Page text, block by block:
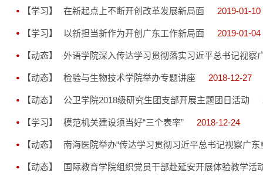
【学习】 在新起点上不断开创改革发展新局面 2019-01-10
【学习】 以新担当新作为开创广东工作新局面 2019-01-04
【动态】 外语学院深入传达学习贯彻落实习近平总书记视察
【动态】 检验与生物技术学院举办专题讲座 2018-12-27
【动态】 公卫学院2018级研究生团支部开展主题团日活动
【学习】 模范机关建设须当好“三个表率” 2018-12-24
【动态】 南海医院举办“传达学习贯彻习近平总书记视察广
【动态】 国际教育学院组织党员干部赴延安开展体验教学活